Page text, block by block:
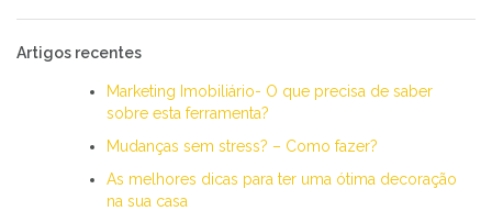
Artigos recentes
Marketing Imobiliário- O que precisa de saber
sobre esta ferramenta?
Mudanças sem stress? – Como fazer?
As melhores dicas para ter uma ótima decoração
na sua casa